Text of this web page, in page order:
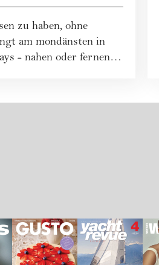
zu haben, ohne
am mondänsten in
- nahen oder fernen